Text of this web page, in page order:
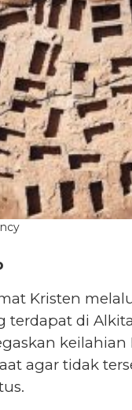
Kristen
terdapat di
keilahian
agar tidak